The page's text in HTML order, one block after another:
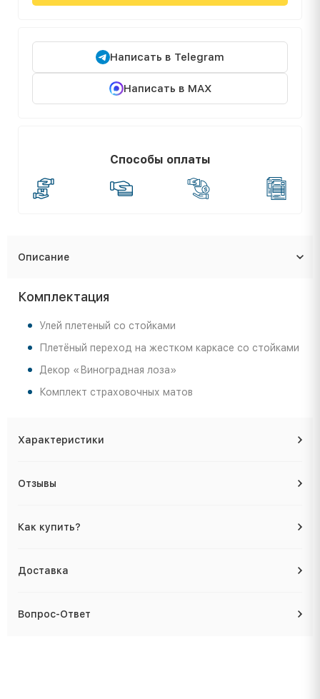
Написать в Telegram
Написать в MAX
Способы оплаты
Описание
Комплектация
Улей плетеный со стойками
Плетёный переход на жестком каркасе со стойками
Декор «Виноградная лоза»
Комплект страховочных матов
Характеристики
Отзывы
Как купить?
Доставка
Вопрос-Ответ